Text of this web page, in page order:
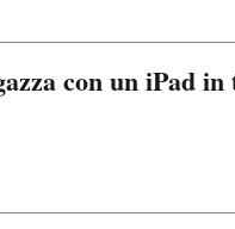
con un iPad in